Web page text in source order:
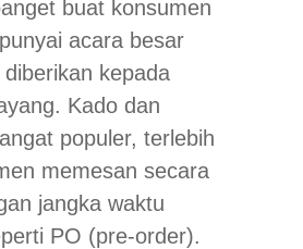
buat konsumen
acara besar
kepada
Kado dan
populer, terlebih
memesan secara
jangka waktu
PO (pre-order).